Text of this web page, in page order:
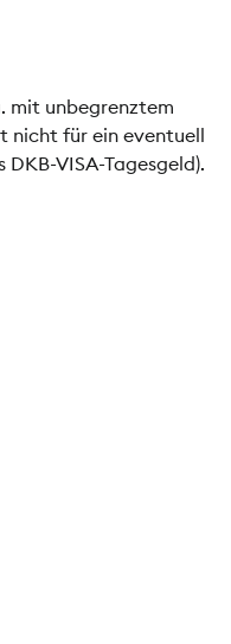
mit unbegrenztem
nicht für ein eventuell
VISA-Tagesgeld).